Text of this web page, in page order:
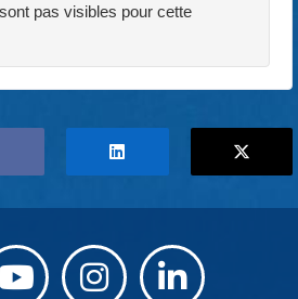
pas visibles pour cette